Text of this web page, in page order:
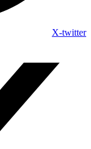
X-twitter